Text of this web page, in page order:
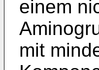
einem
mit